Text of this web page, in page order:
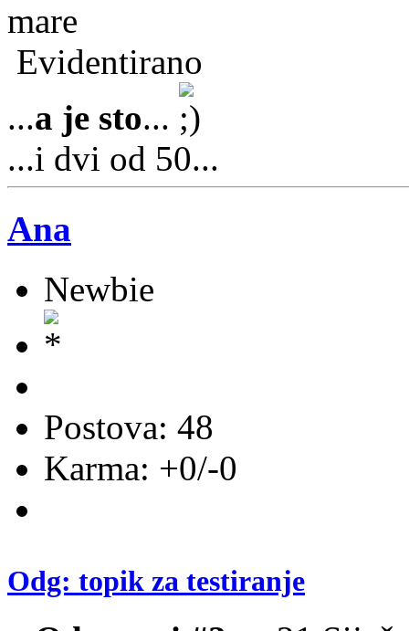
mare
Evidentirano
...a je sto...
...i dvi od 50...
Ana
Newbie
Postova: 48
Karma: +0/-0
Odg: topik za testiranje